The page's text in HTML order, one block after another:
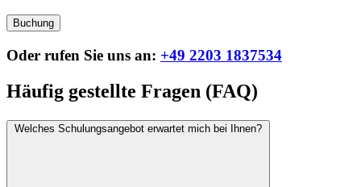
Buchung
Oder rufen Sie uns an: +49 2203 1837534
Häufig gestellte Fragen (FAQ)
Welches Schulungsangebot erwartet mich bei Ihnen?